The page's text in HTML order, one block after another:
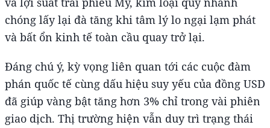
chóng lấy lại đà tăng khi tâm lý lo ngại lạm phát
và bất ổn kinh tế toàn cầu quay trở lại.
Đáng chú ý, kỳ vọng liên quan tới các cuộc đàm
phán quốc tế cùng dấu hiệu suy yếu của đồng USD
đã giúp vàng bật tăng hơn 3% chỉ trong vài phiên
giao dịch. Thị trường hiện vẫn duy trì trạng thái